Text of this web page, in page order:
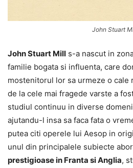
John Stuart
John Stuart Mill s-a nascut in
familie bogata si influenta, care
mostenitorul lor sa urmeze o cale
de la cele mai fragede varste a
studiul continuu in diverse
ajutandu-l insa sa faca fata o
putea citi operele lui Aesop in
unul din principalele subiecte
prestigioase in Franta si Anglia,